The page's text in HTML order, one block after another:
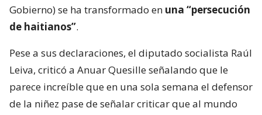
Gobierno) se ha transformado en una “persecución
de haitianos”.
Pese a sus declaraciones, el diputado socialista Raúl
Leiva, criticó a Anuar Quesille señalando que le
parece increíble que en una sola semana el defensor
de la niñez pase de señalar criticar que al mundo